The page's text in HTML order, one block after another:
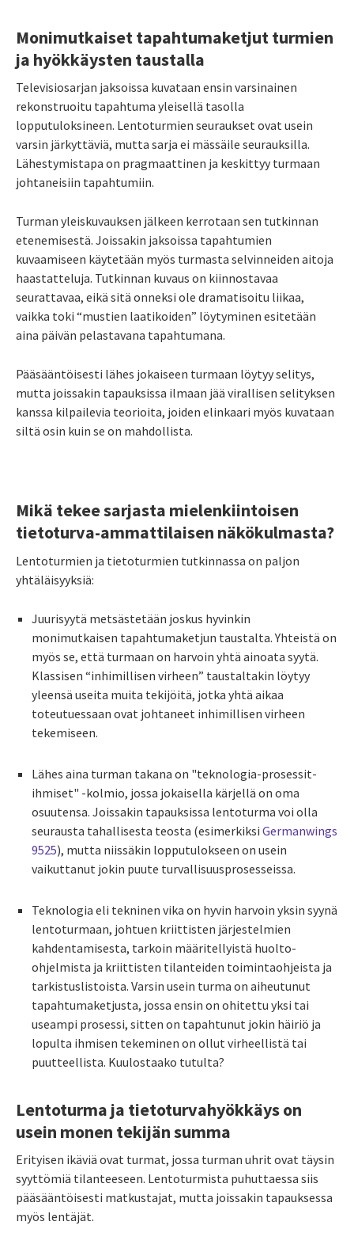
Monimutkaiset tapahtumaketjut turmien
ja hyökkäysten taustalla
Televisiosarjan jaksoissa kuvataan ensin varsinainen
rekonstruoitu tapahtuma yleisellä tasolla
lopputuloksineen. Lentoturmien seuraukset ovat usein
varsin järkyttäviä, mutta sarja ei mässäile seurauksilla.
Lähestymistapa on pragmaattinen ja keskittyy turmaan
johtaneisiin tapahtumiin.
Turman yleiskuvauksen jälkeen kerrotaan sen tutkinnan
etenemisestä. Joissakin jaksoissa tapahtumien
kuvaamiseen käytetään myös turmasta selvinneiden aitoja
haastatteluja. Tutkinnan kuvaus on kiinnostavaa
seurattavaa, eikä sitä onneksi ole dramatisoitu liikaa,
vaikka toki “mustien laatikoiden” löytyminen esitetään
aina päivän pelastavana tapahtumana.
Pääsääntöisesti lähes jokaiseen turmaan löytyy selitys,
mutta joissakin tapauksissa ilmaan jää virallisen selityksen
kanssa kilpailevia teorioita, joiden elinkaari myös kuvataan
siltä osin kuin se on mahdollista.
Mikä tekee sarjasta mielenkiintoisen
tietoturva-ammattilaisen näkökulmasta?
Lentoturmien ja tietoturmien tutkinnassa on paljon
yhtäläisyyksiä:
Juurisyytä metsästetään joskus hyvinkin
monimutkaisen tapahtumaketjun taustalta. Yhteistä on
myös se, että turmaan on harvoin yhtä ainoata syytä.
Klassisen “inhimillisen virheen” taustaltakin löytyy
yleensä useita muita tekijöitä, jotka yhtä aikaa
toteutuessaan ovat johtaneet inhimillisen virheen
tekemiseen.
Lähes aina turman takana on "teknologia-prosessit-
ihmiset" -kolmio, jossa jokaisella kärjellä on oma
osuutensa. Joissakin tapauksissa lentoturma voi olla
seurausta tahallisesta teosta (esimerkiksi Germanwings
9525), mutta niissäkin lopputulokseen on usein
vaikuttanut jokin puute turvallisuusprosesseissa.
Teknologia eli tekninen vika on hyvin harvoin yksin syynä
lentoturmaan, johtuen kriittisten järjestelmien
kahdentamisesta, tarkoin määritellyistä huolto-
ohjelmista ja kriittisten tilanteiden toimintaohjeista ja
tarkistuslistoista. Varsin usein turma on aiheutunut
tapahtumaketjusta, jossa ensin on ohitettu yksi tai
useampi prosessi, sitten on tapahtunut jokin häiriö ja
lopulta ihmisen tekeminen on ollut virheellistä tai
puutteellista. Kuulostaako tutulta?
Lentoturma ja tietoturvahyökkäys on
usein monen tekijän summa
Erityisen ikäviä ovat turmat, jossa turman uhrit ovat täysin
syyttömiä tilanteeseen. Lentoturmista puhuttaessa siis
pääsääntöisesti matkustajat, mutta joissakin tapauksessa
myös lentäjät.